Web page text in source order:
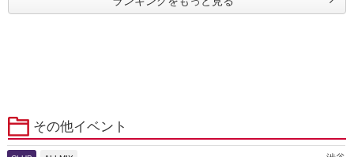
その他イベント